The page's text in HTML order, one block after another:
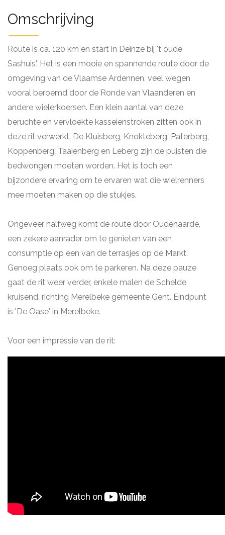
Omschrijving
Route is ca. 120 km en start in Deinze bij 't oude
Sashuis'. Het is een mooie en spannende route door de
omgeving van de Vlaamse Ardennen, veel wegen
vooral beroemd door de Ronde van Vlaanderen en
andere wielerkoersen. Een klein aantal van deze
beruchte en vervloekte kasseienstroken zitten ook in
deze rit verwerkt. De Kluisberg, Knokteberg, Paterberg,
Koppenberg, Taaienberg en Leberg zijn de puisten die
bedwongen moeten worden. Het is toch een
bijzondere ervaring om te ervaren wat die wielrenners
mee moeten maken op die stukjes.
Ongeveer halfweg komt de route door Oudenaarde,
een zekere aanrader om te genieten van een
consumptie op een van de terrasjes op de Markt.
Genoeg plaats ook om te parkeren. Na deze pauze
gaat de rit weer verder, enkele malen de Schelde
kruisend, richting Merelbeke gemeente Gent. Eindpunt
is 'De Oase' in Merelbeke.
Voor een impressie van de rit: